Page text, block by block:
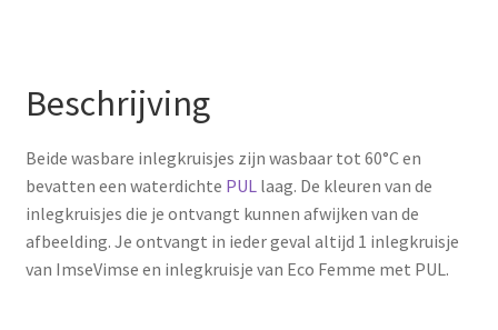
Beschrijving
Beide wasbare inlegkruisjes zijn wasbaar tot 60°C en
bevatten een waterdichte PUL laag. De kleuren van de
inlegkruisjes die je ontvangt kunnen afwijken van de
afbeelding. Je ontvangt in ieder geval altijd 1 inlegkruisje
van ImseVimse en inlegkruisje van Eco Femme met PUL.